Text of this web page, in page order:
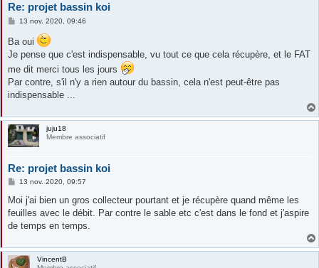
Re: projet bassin koi
M
s
a
e
13 nov. 2020, 09:46
Ba oui
Je pense que c'est indispensable, vu tout ce que cela récupère, et le FAT
me dit merci tous les jours
Par contre, s'il n'y a rien autour du bassin, cela n'est peut-être pas
indispensable ...
juju18
Membre associatif
Re: projet bassin koi
M
s
a
g
13 nov. 2020, 09:57
Moi j'ai bien un gros collecteur pourtant et je récupère quand même les
feuilles avec le débit. Par contre le sable etc c'est dans le fond et j'aspire
de temps en temps.
VincentB